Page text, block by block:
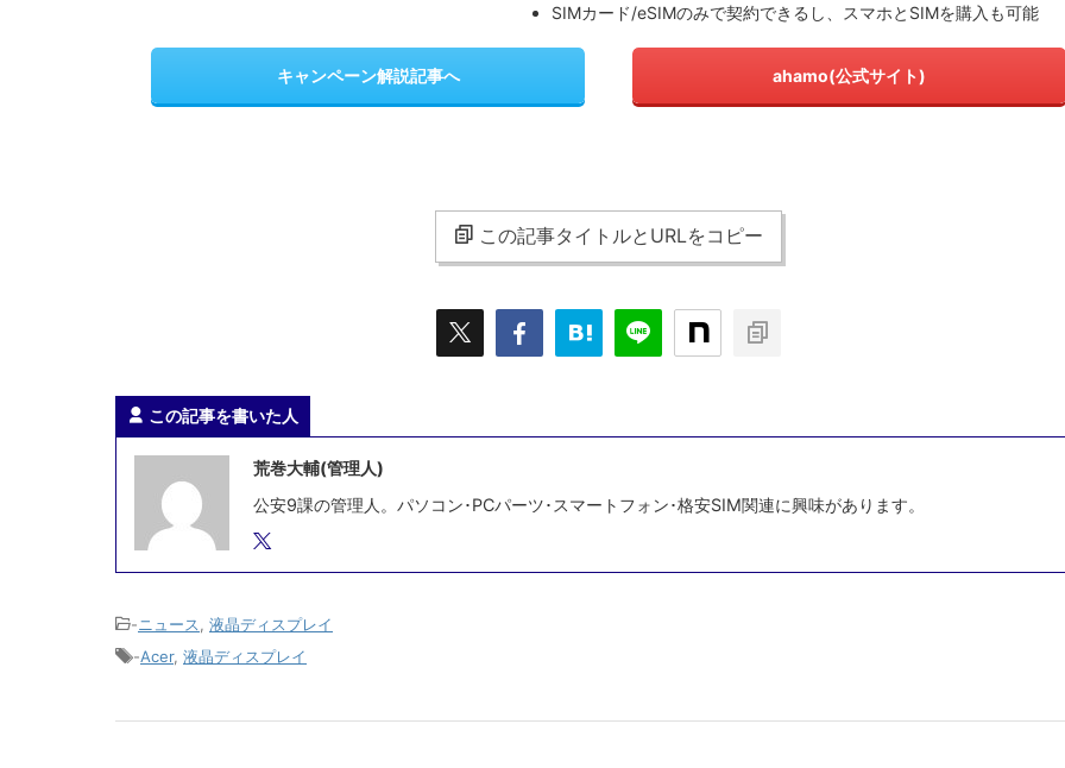
SIMカード/eSIMのみで契約できるし、スマホとSIMを購入も可能
キャンペーン解説記事へ ahamo(公式サイト)
この記事タイトルとURLをコピー
この記事を書いた人
荒巻大輔(管理人)
公安9課の管理人。パソコン･PCパーツ･スマートフォン･格安SIM関連に興味があります。
-ニュース
液晶ディスプレイ
-Acer, 液晶ディスプレイ